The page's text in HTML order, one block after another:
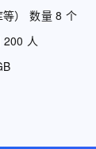
） 数量 8 个
200 人